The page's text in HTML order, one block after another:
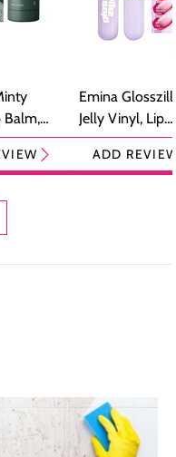
Balm,
Bibir
Emina
Jelly Vinyl, Lip
Cream Glossy
Ringan
ADD